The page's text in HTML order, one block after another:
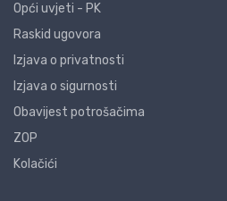
Opći uvjeti - PK
Raskid ugovora
Izjava o privatnosti
Izjava o sigurnosti
Obavijest potrošačima
ZOP
Kolačići